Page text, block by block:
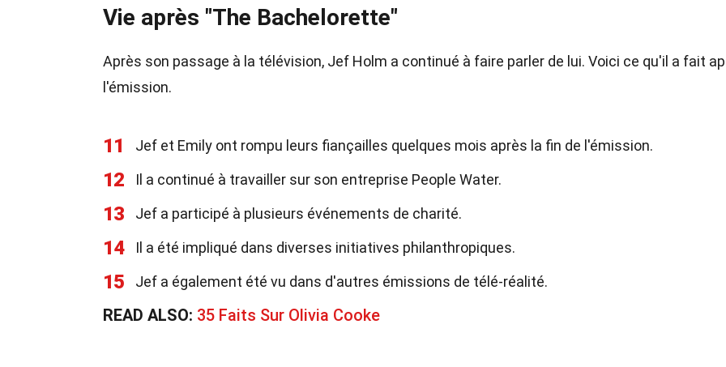
Vie après "The Bachelorette"
Après son passage à la télévision, Jef Holm a continué à faire parler de lui. Voici ce qu'il a fait
l'émission.
11 Jef et Emily ont rompu leurs fiançailles quelques mois après la fin de l'émission.
12 Il a continué à travailler sur son entreprise People Water.
13 Jef a participé à plusieurs événements de charité.
14 Il a été impliqué dans diverses initiatives philanthropiques.
15 Jef a également été vu dans d'autres émissions de télé-réalité.
READ ALSO: 35 Faits Sur Olivia Cooke